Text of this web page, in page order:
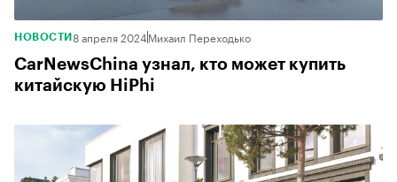
НОВОСТИ 8 апреля 2024Михаил Переходько
CarNewsChina узнал, кто может купить
китайскую HiPhi